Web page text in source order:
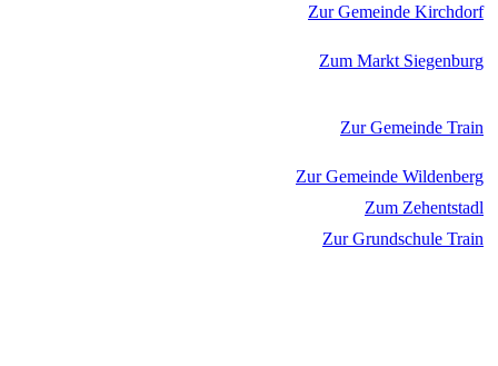
Zur Gemeinde Kirchdorf
Zum Markt Siegenburg
Zur Gemeinde Train
Zur Gemeinde Wildenberg
Zum Zehentstadl
Zur Grundschule Train